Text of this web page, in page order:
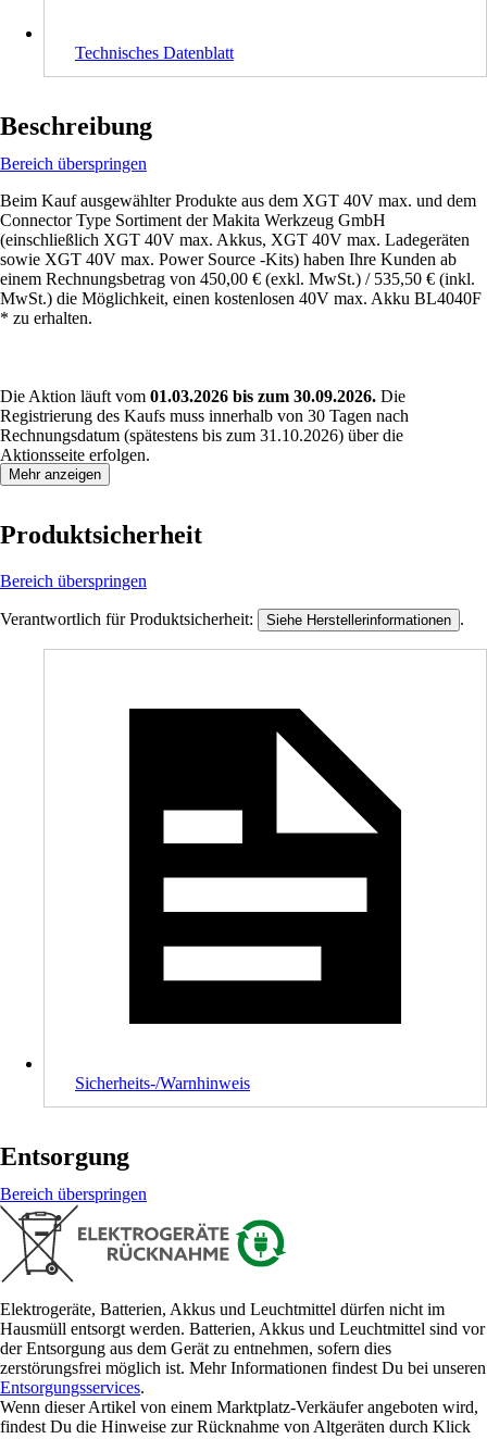
Technisches Datenblatt
Beschreibung
Bereich überspringen
Beim Kauf ausgewählter Produkte aus dem XGT 40V max. und dem
Connector Type Sortiment der Makita Werkzeug GmbH
(einschließlich XGT 40V max. Akkus, XGT 40V max. Ladegeräten
sowie XGT 40V max. Power Source -Kits) haben Ihre Kunden ab
einem Rechnungsbetrag von 450,00 € (exkl. MwSt.) / 535,50 € (inkl.
MwSt.) die Möglichkeit, einen kostenlosen 40V max. Akku BL4040F
* zu erhalten.
Die Aktion läuft vom 01.03.2026 bis zum 30.09.2026. Die
Registrierung des Kaufs muss innerhalb von 30 Tagen nach
Rechnungsdatum (spätestens bis zum 31.10.2026) über die
Aktionsseite erfolgen.
Mehr anzeigen
Produktsicherheit
Bereich überspringen
Verantwortlich für Produktsicherheit: Siehe Herstellerinformationen .
Sicherheits-/Warnhinweis
Entsorgung
Bereich überspringen
Elektrogeräte, Batterien, Akkus und Leuchtmittel dürfen nicht im
Hausmüll entsorgt werden. Batterien, Akkus und Leuchtmittel sind vor
der Entsorgung aus dem Gerät zu entnehmen, sofern dies
zerstörungsfrei möglich ist. Mehr Informationen findest Du bei unseren
Entsorgungsservices.
Wenn dieser Artikel von einem Marktplatz-Verkäufer angeboten wird,
findest Du die Hinweise zur Rücknahme von Altgeräten durch Klick